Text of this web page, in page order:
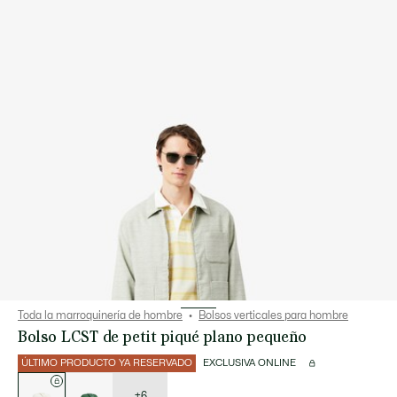
Toda la marroquinería de hombre Bolsos verticales para hombre
Bolso LCST de petit piqué plano pequeño
ÚLTIMO PRODUCTO YA RESERVADO EXCLUSIVA ONLINE
variaciones